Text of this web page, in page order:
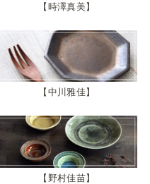
時澤真美
中川雅佳
野村佳苗